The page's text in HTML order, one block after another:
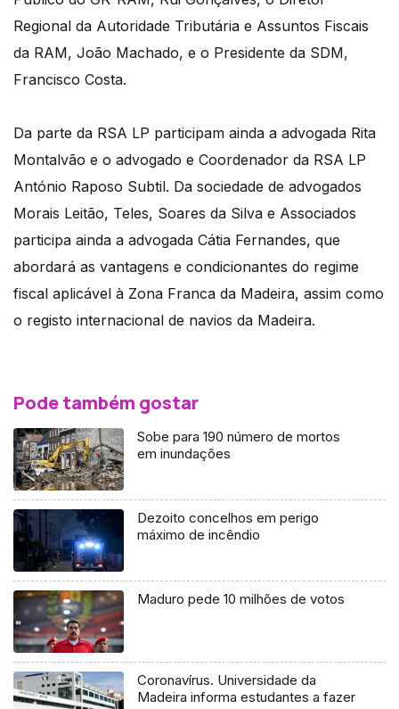
Regional da Autoridade Tributária e Assuntos Fiscais
da RAM, João Machado, e o Presidente da SDM,
Francisco Costa.
Da parte da RSA LP participam ainda a advogada Rita
Montalvão e o advogado e Coordenador da RSA LP
António Raposo Subtil. Da sociedade de advogados
Morais Leitão, Teles, Soares da Silva e Associados
participa ainda a advogada Cátia Fernandes, que
abordará as vantagens e condicionantes do regime
fiscal aplicável à Zona Franca da Madeira, assim como
o registo internacional de navios da Madeira.
Pode também gostar
Sobe para 190 número de mortos
em inundações
Dezoito concelhos em perigo
máximo de incêndio
Maduro pede 10 milhões de votos
Coronavírus. Universidade da
Madeira informa estudantes a fazer